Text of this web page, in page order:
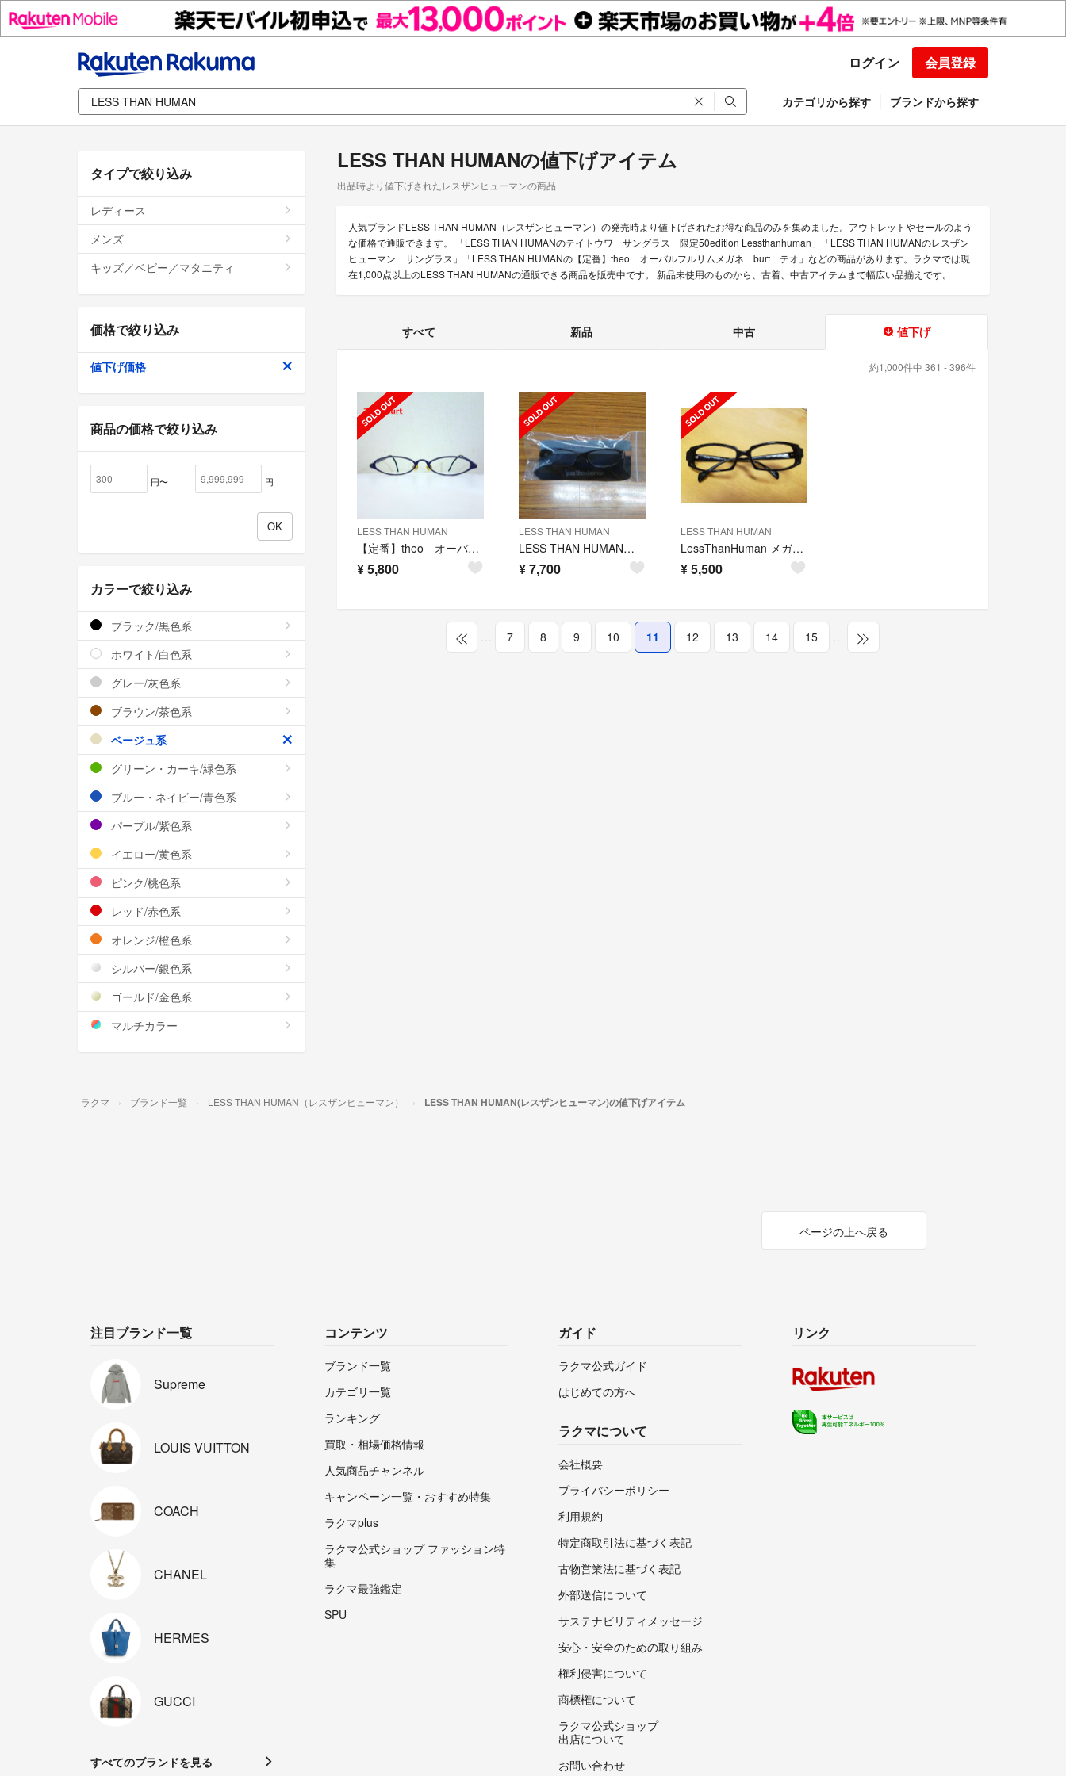
ログイン 会員登録
カテゴリから探す ブランドから探す
LESS THAN HUMANの値下げアイテム
出品時より値下げされたレスザンヒューマンの商品
人気ブランドLESS THAN HUMAN（レスザンヒューマン）の発売時より値下げされたお得な商品のみを集めました。アウトレットやセールのよう
な価格で通販できます。 「LESS THAN HUMANのテイトウワ サングラス 限定50edition Lessthanhuman」「LESS THAN HUMANのレスザン
ヒューマン サングラス」「LESS THAN HUMANの【定番】theo オーバルフルリムメガネ burt テオ」などの商品があります。ラクマでは現
在1,000点以上のLESS THAN HUMANの通販できる商品を販売中です。 新品未使用のものから、古着、中古アイテムまで幅広い品揃えです。
すべて 新品 中古 値下げ
約1,000件中 361 - 396件
LESS THAN HUMAN
【定番】theo オーバルフルリムメガネ burt テオ
¥5,800
LESS THAN HUMAN
LESS THAN HUMAN ウルトラマン バルタン レスザンヒューマン
¥7,700
LESS THAN HUMAN
LessThanHuman メガネフレーム
¥5,500
… 7 8 9 10 11 12 13 14 15 …
タイプで絞り込み
レディース
メンズ
キッズ／ベビー／マタニティ
価格で絞り込み
値下げ価格
商品の価格で絞り込み
円〜 円
カラーで絞り込み
ブラック/黒色系
ホワイト/白色系
グレー/灰色系
ブラウン/茶色系
ベージュ系
グリーン・カーキ/緑色系
ブルー・ネイビー/青色系
パープル/紫色系
イエロー/黄色系
ピンク/桃色系
レッド/赤色系
オレンジ/橙色系
シルバー/銀色系
ゴールド/金色系
マルチカラー
ラクマ ブランド一覧 LESS THAN HUMAN（レスザンヒューマン） LESS THAN HUMAN(レスザンヒューマン)の値下げアイテム
ページの上へ戻る
注目ブランド一覧
Supreme
LOUIS VUITTON
COACH
CHANEL
HERMES
GUCCI
すべてのブランドを見る
コンテンツ
ブランド一覧
カテゴリ一覧
ランキング
買取・相場価格情報
人気商品チャンネル
キャンペーン一覧・おすすめ特集
ラクマplus
ラクマ公式ショップ ファッション特
集
ラクマ最強鑑定
SPU
ガイド
ラクマ公式ガイド
はじめての方へ
ラクマについて
会社概要
プライバシーポリシー
利用規約
特定商取引法に基づく表記
古物営業法に基づく表記
外部送信について
サステナビリティメッセージ
安心・安全のための取り組み
権利侵害について
商標権について
ラクマ公式ショップ
出店について
お問い合わせ
リンク